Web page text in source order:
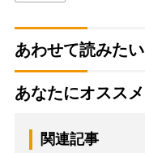
あわせて読みたい
あなたにオススメ
関連記事